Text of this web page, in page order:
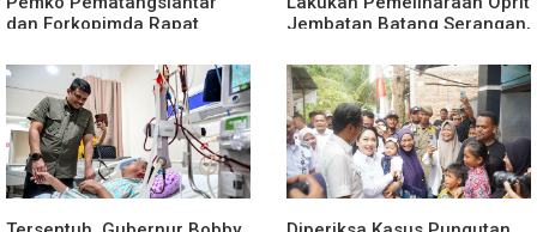
dan Forkopimda Rapat
Peringatan HUT ke-81
Kemerdekaan RI
Jembatan Batang Serangan,
Contraflow di KM 55 Tol
Binjai–Langsa